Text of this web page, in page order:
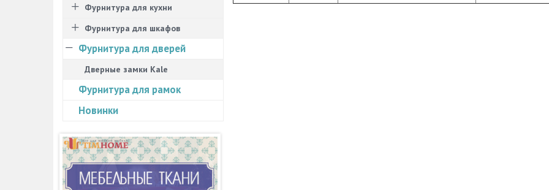
Фурнитура для кухни
Фурнитура для шкафов
Фурнитура для дверей
Дверные замки Kale
Фурнитура для рамок
Новинки